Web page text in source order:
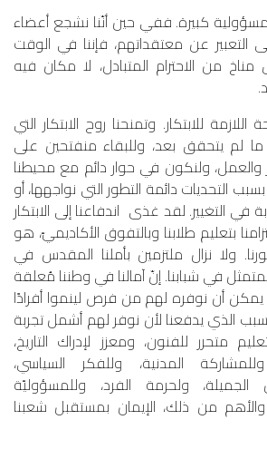
كبيرة. ففي حين أنّنا نشجع أعضاء
التعبير عن معتقداتهم، فإننا في الوقت
من الاحترام المتبادل، لا مكان فيه
للابتكار. وتمنحنا روح الابتكار التي
ما لم يتحقق بعد، وللبقاء منفتحين على
والعمل، ولنكون في حوار دائم مع محيطنا
التحديات دائمة التطور التي نواجهها، أو
في التغيير. لقد غذى اندفاعنا إلى الابتكار
بتعليم طلابنا وبالتفوق الأكاديميّ، هو
ولا نزال ملتزمين بأملنا المقدس في
في شبابنا. إنّ آمالنا في وطننا مُعلقة
أن نوفره لهم من فرص لينموا أفرادًا
الذي يدفعنا لأن نوفر لهم أشمل تجربة
متحرر للفنون، ومعزز لإدراك التاريخ،
المدنية، وللفكر السياسي،
الجميلة، ولحرمة الفرد، وللمسؤوليّة
والأهم من ذلك، الإيمان بمستقبل شعبنا